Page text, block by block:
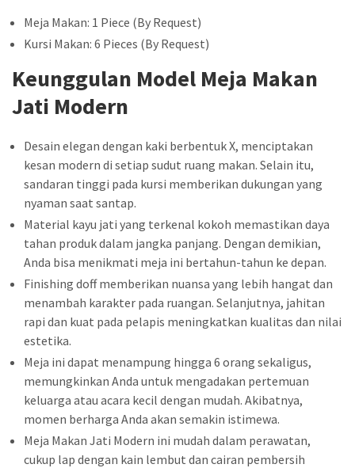
Meja Makan: 1 Piece (By Request)
Kursi Makan: 6 Pieces (By Request)
Keunggulan Model Meja Makan
Jati Modern
Desain elegan dengan kaki berbentuk X, menciptakan
kesan modern di setiap sudut ruang makan. Selain itu,
sandaran tinggi pada kursi memberikan dukungan yang
nyaman saat santap.
Material kayu jati yang terkenal kokoh memastikan daya
tahan produk dalam jangka panjang. Dengan demikian,
Anda bisa menikmati meja ini bertahun-tahun ke depan.
Finishing doff memberikan nuansa yang lebih hangat dan
menambah karakter pada ruangan. Selanjutnya, jahitan
rapi dan kuat pada pelapis meningkatkan kualitas dan nilai
estetika.
Meja ini dapat menampung hingga 6 orang sekaligus,
memungkinkan Anda untuk mengadakan pertemuan
keluarga atau acara kecil dengan mudah. Akibatnya,
momen berharga Anda akan semakin istimewa.
Meja Makan Jati Modern ini mudah dalam perawatan,
cukup lap dengan kain lembut dan cairan pembersih